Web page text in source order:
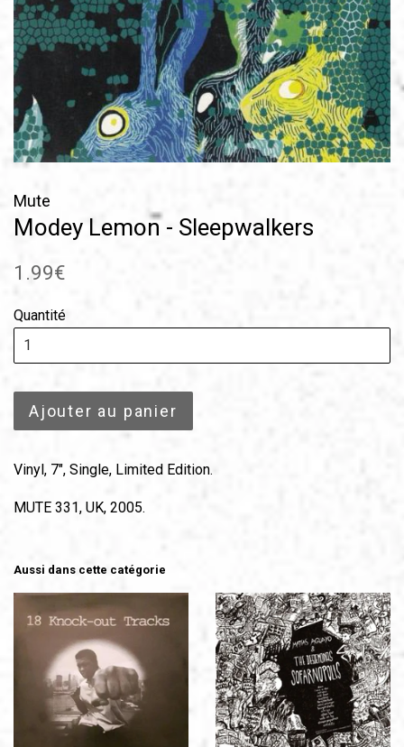
Mute
Modey Lemon - Sleepwalkers
Prix
1.99€
Quantité
Ajouter au panier
Vinyl, 7", Single, Limited Edition.
MUTE 331, UK, 2005.
Aussi dans cette catégorie